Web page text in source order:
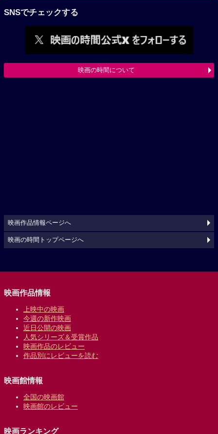
SNSでチェックする
映画の時間について
映画作品情報ページへ
映画の時間トップページへ
映画作品情報
上映中の映画
今週の新作映画
近日公開の映画
人気シリーズ＆受賞作品
映画作品のレビュー
作品別にレビューを読む
映画館情報
全国の映画館
映画館のレビュー
映画ランキング